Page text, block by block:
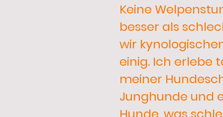
Keine
besser als
wir
einig. Ich erlebe
meiner
Junghunde und
Hunde, was